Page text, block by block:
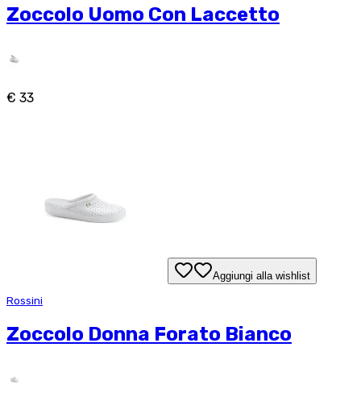
Zoccolo Uomo Con Laccetto
€ 33
Aggiungi alla wishlist
Rossini
Zoccolo Donna Forato Bianco